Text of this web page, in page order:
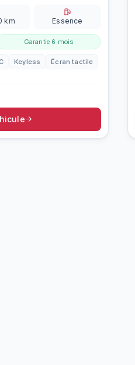
km Essence
Garantie 6 mois
Keyless
Écran tactile